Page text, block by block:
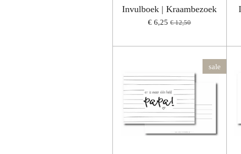
Invulboek | Kraambezoek
€ 6,25 € 12,50
sale